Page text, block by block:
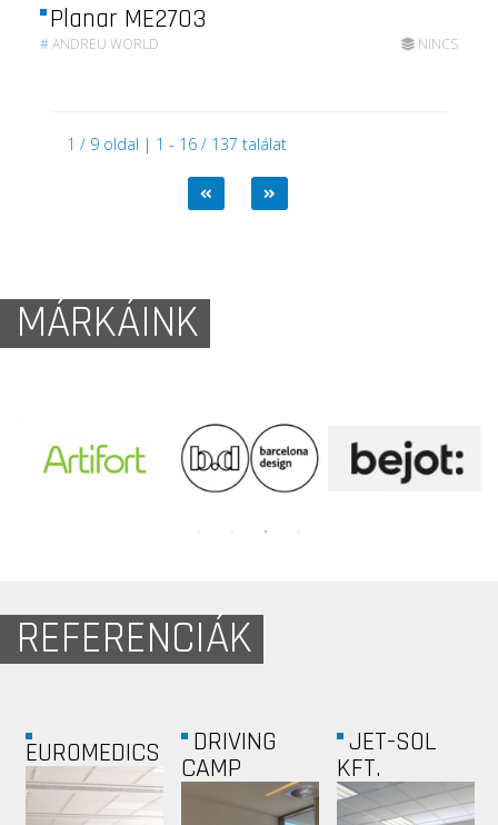
Planar ME2703
#ANDREU WORLD NINCS
1 / 9 oldal | 1 - 16 / 137 találat
MÁRKÁINK
REFERENCIÁK
DÉLI
POINT...
VODAFONE
ÁRKÁD
PÉCS